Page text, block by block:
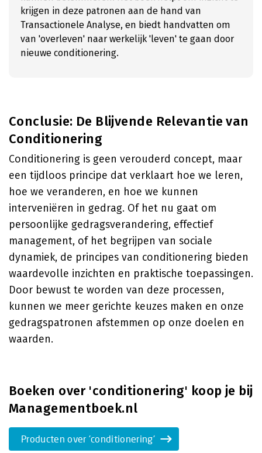
krijgen in deze patronen aan de hand van
Transactionele Analyse, en biedt handvatten om
van 'overleven' naar werkelijk 'leven' te gaan door
nieuwe conditionering.
Conclusie: De Blijvende Relevantie van
Conditionering
Conditionering is geen verouderd concept, maar
een tijdloos principe dat verklaart hoe we leren,
hoe we veranderen, en hoe we kunnen
interveniëren in gedrag. Of het nu gaat om
persoonlijke gedragsverandering, effectief
management, of het begrijpen van sociale
dynamiek, de principes van conditionering bieden
waardevolle inzichten en praktische toepassingen.
Door bewust te worden van deze processen,
kunnen we meer gerichte keuzes maken en onze
gedragspatronen afstemmen op onze doelen en
waarden.
Boeken over 'conditionering' koop je bij
Managementboek.nl
Producten over 'conditionering'